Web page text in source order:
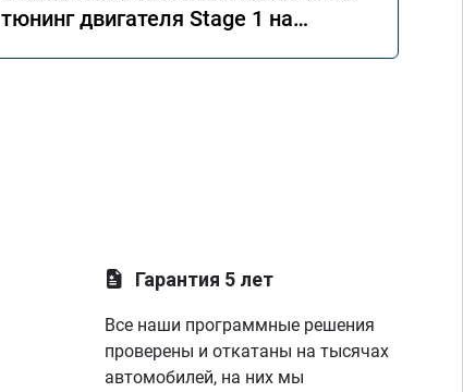
тюнинг двигателя Stage 1 на
Гарантия 5 лет
Все наши программные решения
проверены и откатаны на тысячах
автомобилей, на них мы